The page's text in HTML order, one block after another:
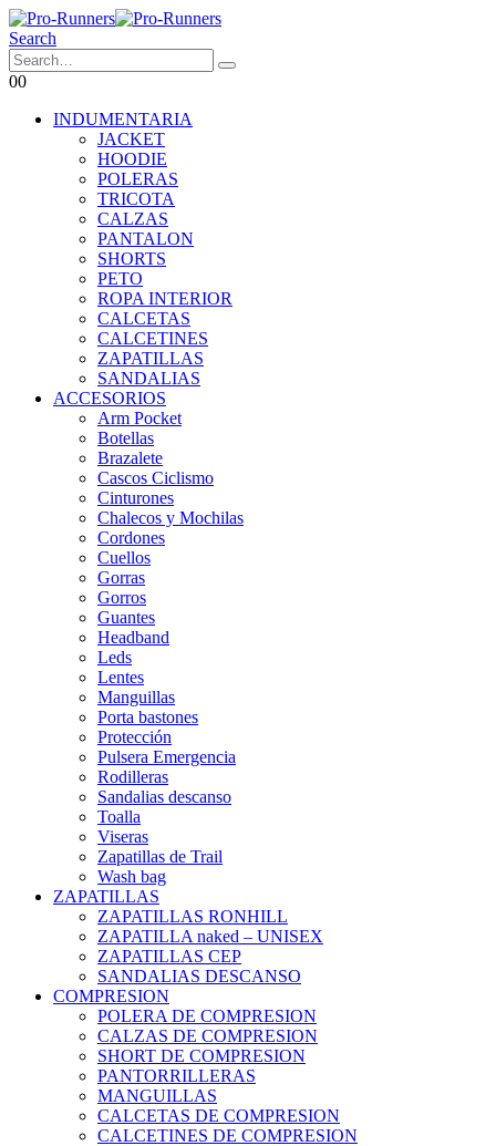
Search
00
INDUMENTARIA
JACKET
HOODIE
POLERAS
TRICOTA
CALZAS
PANTALON
SHORTS
PETO
ROPA INTERIOR
CALCETAS
CALCETINES
ZAPATILLAS
SANDALIAS
ACCESORIOS
Arm Pocket
Botellas
Brazalete
Cascos Ciclismo
Cinturones
Chalecos y Mochilas
Cordones
Cuellos
Gorras
Gorros
Guantes
Headband
Leds
Lentes
Manguillas
Porta bastones
Protección
Pulsera Emergencia
Rodilleras
Sandalias descanso
Toalla
Viseras
Zapatillas de Trail
Wash bag
ZAPATILLAS
ZAPATILLAS RONHILL
ZAPATILLA naked – UNISEX
ZAPATILLAS CEP
SANDALIAS DESCANSO
COMPRESION
POLERA DE COMPRESION
CALZAS DE COMPRESION
SHORT DE COMPRESION
PANTORRILLERAS
MANGUILLAS
CALCETAS DE COMPRESION
CALCETINES DE COMPRESION